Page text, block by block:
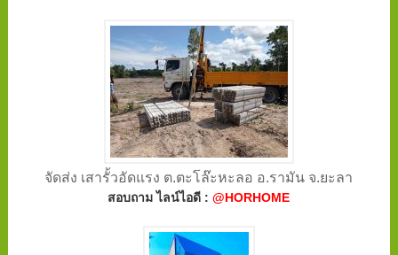
จัดส่ง เสารั้วอัดแรง ต.ตะโล๊ะหะลอ อ.รามัน จ.ยะลา
สอบถาม ไลน์ไอดี :@HORHOME